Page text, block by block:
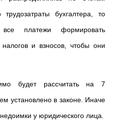
бухгалтера, то
платежи формировать
и взносов, чтобы они
будет рассчитать на 7
установлено в законе. Иначе
у юридического лица.